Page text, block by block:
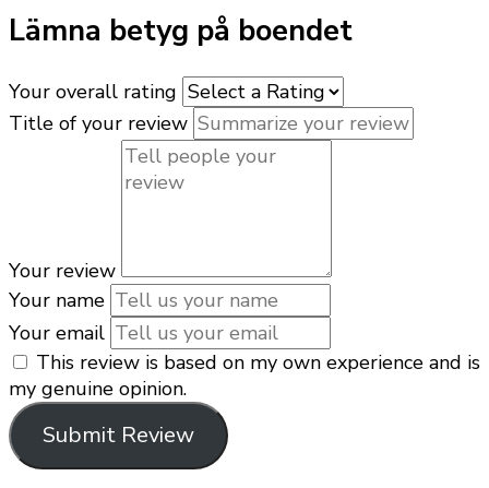
Lämna betyg på boendet
Your overall rating
Title of your review
Your review
Your name
Your email
This review is based on my own experience and is
my genuine opinion.
Submit Review